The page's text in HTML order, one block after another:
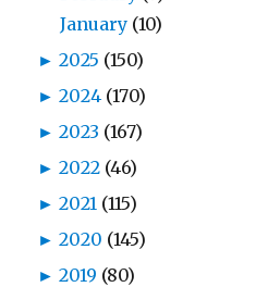
January (10)
► 2025 (150)
► 2024 (170)
► 2023 (167)
► 2022 (46)
► 2021 (115)
► 2020 (145)
► 2019 (80)